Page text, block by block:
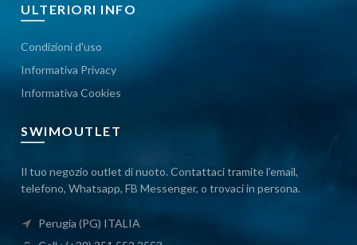
ULTERIORI INFO
Condizioni d'uso
Informativa Privacy
Informativa Cookies
SWIMOUTLET
Il tuo negozio outlet di nuoto. Contattaci tramite l'email,
telefono, Whatsapp, FB Messenger, o trovaci in persona.
Perugia (PG) ITALIA